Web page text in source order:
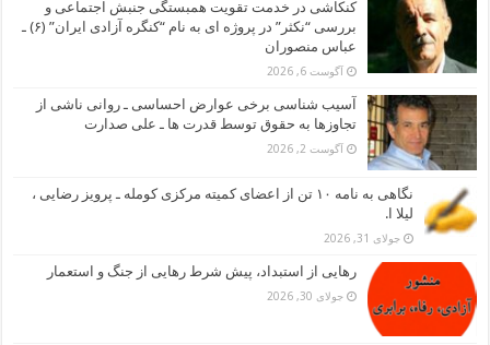
کنکاشی در خدمت تقویت همبستگی جنبش اجتماعی و
بررسی “نکثر” در پروژه ای به نام “کنگره آزادی ایران” (۶) ـ
عباس منصوران
آگوست 6, 2026
آسیب شناسی برخی عوارض احساسی ـ روانی ناشی از
تجاوزها به حقوق توسط قدرت ها ـ علی صدارت
آگوست 2, 2026
نگاهی به نامه ۱۰ تن از اعضای کمیته مرکزی کومله ـ پرویز رضایی ،
لیلا ا.
جولای 31, 2026
رهایی از استبداد، پیش شرط رهایی از جنگ و استعمار
جولای 30, 2026